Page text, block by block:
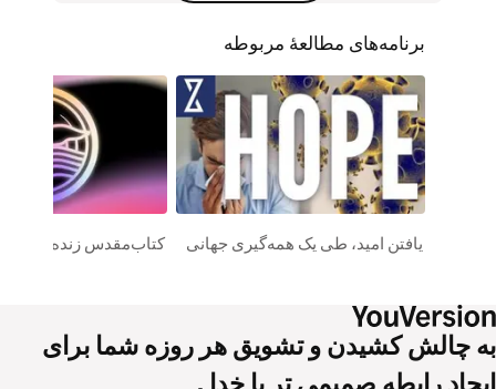
برنامه‌های مطالعۀ مربوطه
یافتن امید، طی یک همه‌گیری جهانی کتاب‌مقدس زنده است
به چالش کشیدن و تشویق هر روزه شما برای